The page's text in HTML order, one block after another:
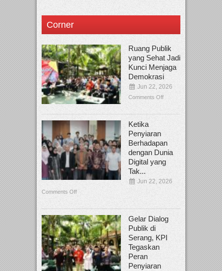
Corner
Ruang Publik
yang Sehat Jadi
Kunci Menjaga
Demokrasi
Jun 22, 2026
Comments Off
Ketika
Penyiaran
Berhadapan
dengan Dunia
Digital yang
Tak...
Jun 22, 2026
Comments Off
Gelar Dialog
Publik di
Serang, KPI
Tegaskan
Peran
Penyiaran